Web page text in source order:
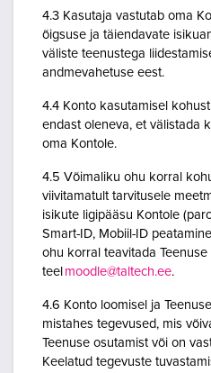
4.3 Kasutaja vastutab oma
õigsuse ja täiendavate
väliste teenustega
andmevahetuse eest.
4.4 Konto kasutamisel
endast oleneva, et välistada
oma Kontole.
4.5 Võimaliku ohu korral
viivitamatult tarvitusele
isikute ligipääsu Kontole
Smart-ID, Mobiil-ID
ohu korral teavitada
teel moodle@taltech.ee.
4.6 Konto loomisel ja
mistahes tegevused, mis
Teenuse osutamist või on
Keelatud tegevuste